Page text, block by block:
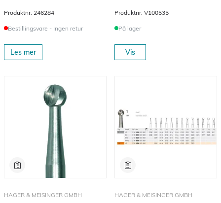
Produktnr. 246284
Bestillingsvare - Ingen retur
Les mer
Produktnr. V100535
På lager
Vis
HAGER & MEISINGER GMBH HAGER & MEISINGER GMBH